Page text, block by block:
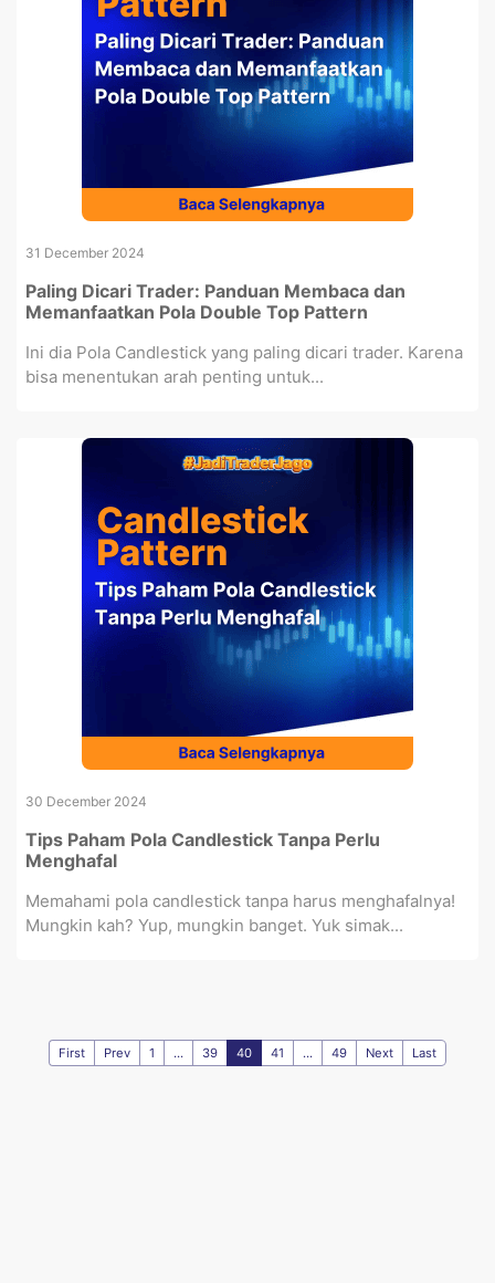
31 December 2024
Paling Dicari Trader: Panduan Membaca dan
Memanfaatkan Pola Double Top Pattern
Ini dia Pola Candlestick yang paling dicari trader. Karena
bisa menentukan arah penting untuk...
30 December 2024
Tips Paham Pola Candlestick Tanpa Perlu
Menghafal
Memahami pola candlestick tanpa harus menghafalnya!
Mungkin kah? Yup, mungkin banget. Yuk simak...
First Prev 1 ... 39 40 41 ... 49 Next Last